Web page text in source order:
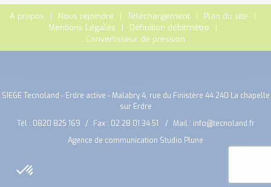
A propos Nous rejoindre Téléchargement
Plan du site
Mentions Légales
Définition débitmètre
Convertisseur de pression
SIEGE Tecnoland - Erdre active - Malabry 4, rue du Finistère 44 240 La chapelle
sur Erdre
Tél : 0820 825 169 Fax : 02 28 01 34 51 Mail : info@tecnoland.fr
Agence de communication Studio Plune